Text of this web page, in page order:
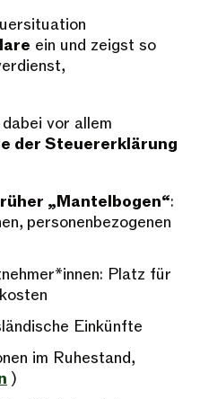
ein und zeigst so
vor allem
der Steuererklärung
„Mantelbogen“:
personenbezogenen
Platz für
Einkünfte
im Ruhestand,
)